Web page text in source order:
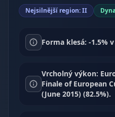
Nejsilnější region: II
Forma klesá: -1.5%
Vrcholný výkon:
Finale of European
(June 2015) (82.5%).